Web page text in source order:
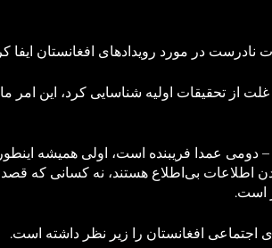
در مورد رویدادهای افغانستان ایفا
از تحقیقات اولیه شناسایی کرد، این امر
عمدا فریبنده است، اولی همیشه
اطلاعات بی‌اطلاع هستند، نه کسانی که
است.
افغانستان را زیر نظر داشته است.